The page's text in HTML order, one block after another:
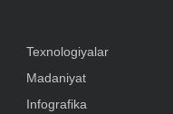
Texnologiyalar
Madaniyat
Infografika